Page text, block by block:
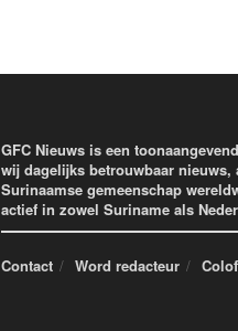
GFC Nieuws is een
wij dagelijks betrouwbaar
Surinaamse gemeenschap
actief in zowel Suriname als
Contact Word redacteur